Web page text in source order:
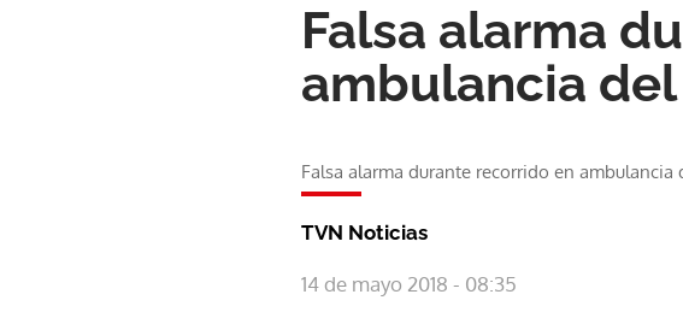
Falsa alarma
ambulancia del
Falsa alarma durante recorrido en ambulancia
TVN Noticias
14 de mayo 2018 - 08:35